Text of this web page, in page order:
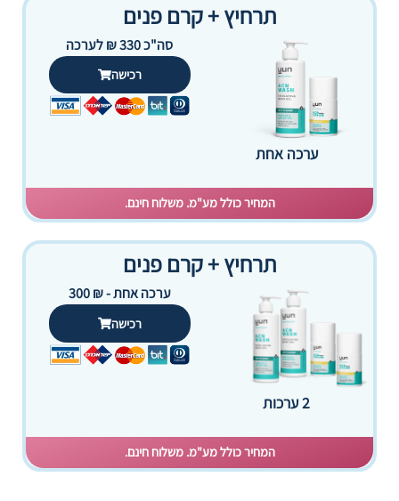
תרחיץ + קרם פנים
ערכה אחת
סה"כ 330 ₪ לערכה
רכישה
המחיר כולל מע"מ. משלוח חינם.
תרחיץ + קרם פנים
2 ערכות
ערכה אחת - ₪ 300
רכישה
המחיר כולל מע"מ. משלוח חינם.